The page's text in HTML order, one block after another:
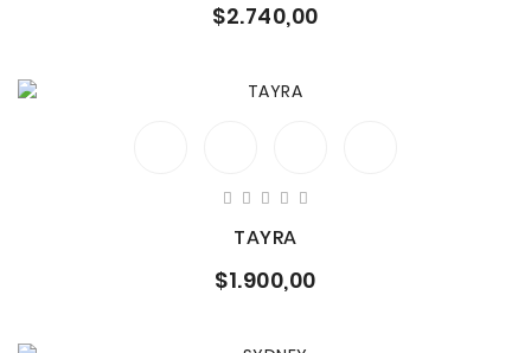
$2.740,00
TAYRA
$1.900,00